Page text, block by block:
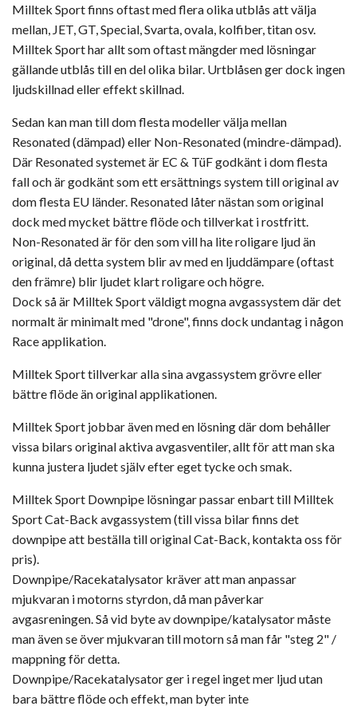
Milltek Sport finns oftast med flera olika utblås att välja
mellan, JET, GT, Special, Svarta, ovala, kolfiber, titan osv.
Milltek Sport har allt som oftast mängder med lösningar
gällande utblås till en del olika bilar. Urtblåsen ger dock ingen
ljudskillnad eller effekt skillnad.
Sedan kan man till dom flesta modeller välja mellan
Resonated (dämpad) eller Non-Resonated (mindre-dämpad).
Där Resonated systemet är EC & TüF godkänt i dom flesta
fall och är godkänt som ett ersättnings system till original av
dom flesta EU länder. Resonated låter nästan som original
dock med mycket bättre flöde och tillverkat i rostfritt.
Non-Resonated är för den som vill ha lite roligare ljud än
original, då detta system blir av med en ljuddämpare (oftast
den främre) blir ljudet klart roligare och högre.
Dock så är Milltek Sport väldigt mogna avgassystem där det
normalt är minimalt med "drone", finns dock undantag i någon
Race applikation.
Milltek Sport tillverkar alla sina avgassystem grövre eller
bättre flöde än original applikationen.
Milltek Sport jobbar även med en lösning där dom behåller
vissa bilars original aktiva avgasventiler, allt för att man ska
kunna justera ljudet själv efter eget tycke och smak.
Milltek Sport Downpipe lösningar passar enbart till Milltek
Sport Cat-Back avgassystem (till vissa bilar finns det
downpipe att beställa till original Cat-Back, kontakta oss för
pris).
Downpipe/Racekatalysator kräver att man anpassar
mjukvaran i motorns styrdon, då man påverkar
avgasreningen. Så vid byte av downpipe/katalysator måste
man även se över mjukvaran till motorn så man får "steg 2" /
mappning för detta.
Downpipe/Racekatalysator ger i regel inget mer ljud utan
bara bättre flöde och effekt, man byter inte